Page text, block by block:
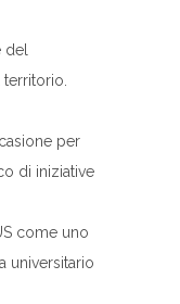
per
di iniziative
come uno
universitario